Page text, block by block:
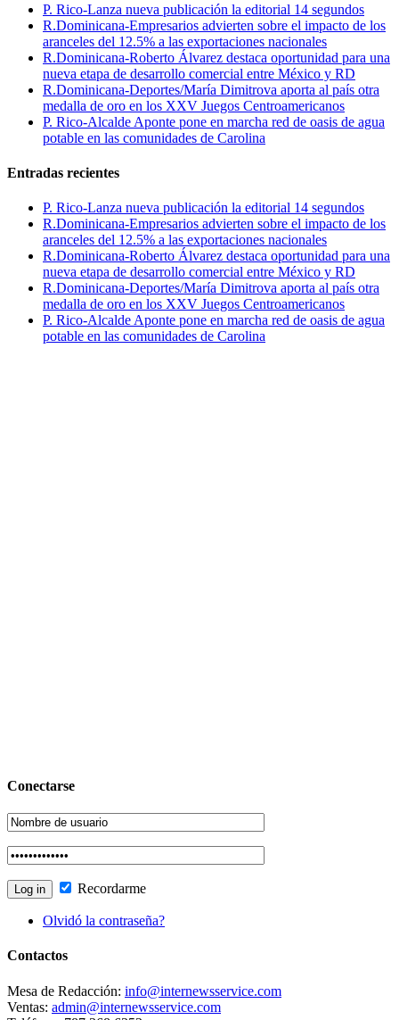
P. Rico-Lanza nueva publicación la editorial 14 segundos
R.Dominicana-Empresarios advierten sobre el impacto de los
aranceles del 12.5% a las exportaciones nacionales
R.Dominicana-Roberto Álvarez destaca oportunidad para una
nueva etapa de desarrollo comercial entre México y RD
R.Dominicana-Deportes/María Dimitrova aporta al país otra
medalla de oro en los XXV Juegos Centroamericanos
P. Rico-Alcalde Aponte pone en marcha red de oasis de agua
potable en las comunidades de Carolina
Entradas recientes
P. Rico-Lanza nueva publicación la editorial 14 segundos
R.Dominicana-Empresarios advierten sobre el impacto de los
aranceles del 12.5% a las exportaciones nacionales
R.Dominicana-Roberto Álvarez destaca oportunidad para una
nueva etapa de desarrollo comercial entre México y RD
R.Dominicana-Deportes/María Dimitrova aporta al país otra
medalla de oro en los XXV Juegos Centroamericanos
P. Rico-Alcalde Aponte pone en marcha red de oasis de agua
potable en las comunidades de Carolina
Conectarse
Recordarme
Olvidó la contraseña?
Contactos
Mesa de Redacción: info@internewsservice.com
Ventas: admin@internewsservice.com